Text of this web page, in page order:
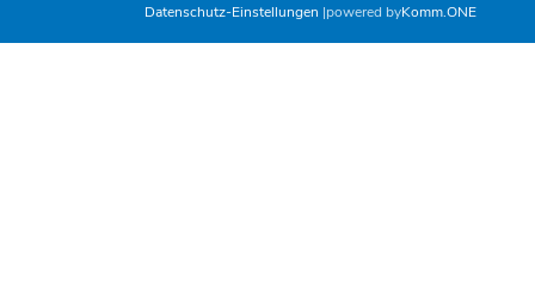
Datenschutz-Einstellungen powered byKomm.ONE